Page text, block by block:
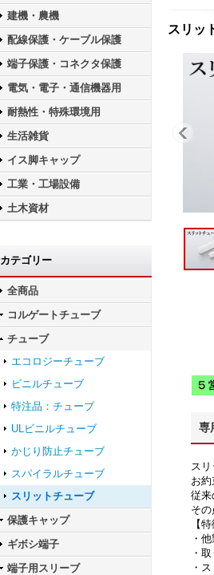
建機・農機
配線保護・ケーブル保護
端子保護・コネクタ保護
電気・電子・通信機器用
耐熱性・特殊環境用
生活雑貨
イス脚キャップ
工業・工場設備
土木資材
カテゴリー
全商品
コルゲートチューブ
チューブ
エコロジーチューブ
ビニルチューブ
特注品：チューブ
ULビニルチューブ
かじり防止チューブ
スパイラルチューブ
スリットチューブ
保護キャップ
ギボシ端子
端子用スリーブ
スリッ
専
ス
お約
従来
そ
【特
・
・
・